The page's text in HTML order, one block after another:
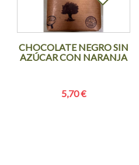
CHOCOLATE NEGRO SIN
AZÚCAR CON NARANJA
5,70 €